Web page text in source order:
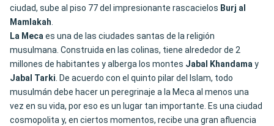
ciudad, sube al piso 77 del impresionante rascacielos Burj al
Mamlakah.
La Mecaes una de las ciudades santas de la religión
musulmana. Construida en las colinas, tiene alrededor de 2
millones de habitantes y alberga los montes Jabal Khandamay
Jabal Tarki. De acuerdo con el quinto pilar del Islam, todo
musulmán debe hacer un peregrinaje a la Meca al menos una
vez en su vida, por eso es un lugar tan importante. Es una ciudad
cosmopolita y, en ciertos momentos, recibe una gran afluencia